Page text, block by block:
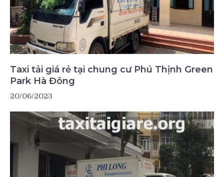
Taxi tải giá rẻ tại chung cư Phú Thịnh Green
Park Hà Đông
20/06/2023